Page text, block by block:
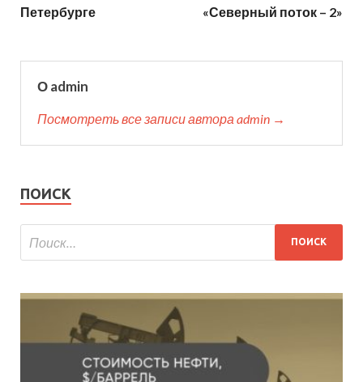
Петербурге «Северный поток – 2»
О admin
Посмотреть все записи автора admin →
ПОИСК